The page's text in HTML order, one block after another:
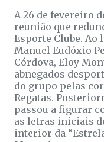
A 26 de fevereiro
reunião que
Esporte Clube. Ao
Manuel Eudóxio
Córdova, Eloy
abnegados
do grupo pelas
Regatas.
passou a figurar
as letras iniciais
interior da